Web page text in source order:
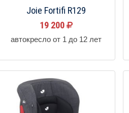
Joie Fortifi R129
19 200
автокресло от 1 до 12 лет